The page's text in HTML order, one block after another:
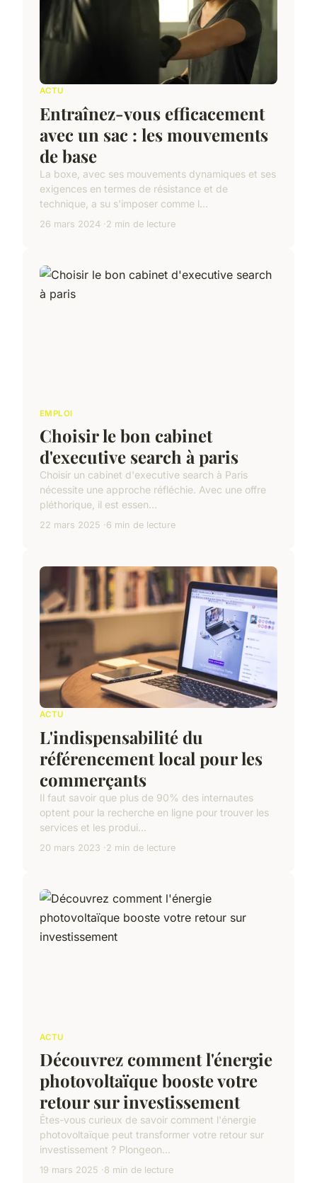
ACTU
Entraînez-vous efficacement
avec un sac : les mouvements
de base
La boxe, avec ses mouvements dynamiques et ses
exigences en termes de résistance et de
technique, a su s'imposer comme l...
26 mars 2024 2 min de lecture
EMPLOI
Choisir le bon cabinet
d'executive search à paris
Choisir un cabinet d'executive search à Paris
nécessite une approche réfléchie. Avec une offre
pléthorique, il est essen...
22 mars 2025 6 min de lecture
ACTU
L'indispensabilité du
référencement local pour les
commerçants
Il faut savoir que plus de 90% des internautes
optent pour la recherche en ligne pour trouver les
services et les produi...
20 mars 2023 2 min de lecture
ACTU
Découvrez comment l'énergie
photovoltaïque booste votre
retour sur investissement
Êtes-vous curieux de savoir comment l'énergie
photovoltaïque peut transformer votre retour sur
investissement ? Plongeon...
19 mars 2025 8 min de lecture